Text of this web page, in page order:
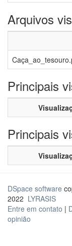
Arquivos
Principais
Principais
DSpace software
2022 LYRASIS
Entre em contato |
opinião